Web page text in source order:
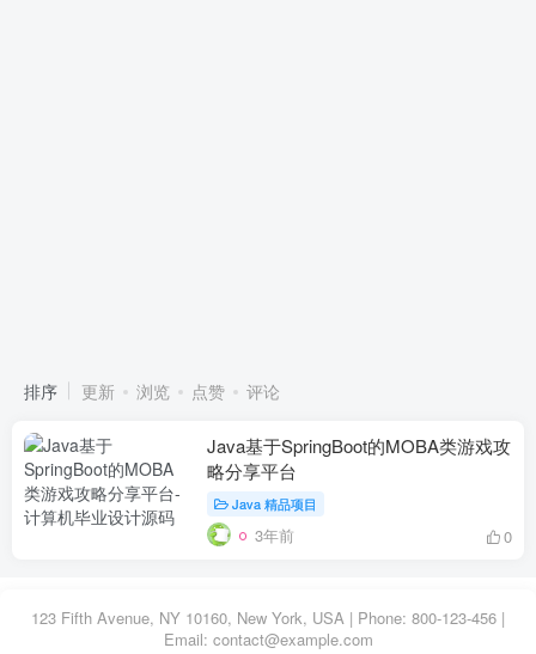
排序 更新 浏览 点赞 评论
Java基于SpringBoot的MOBA类游戏攻
略分享平台
Java 精品项目
3年前 0
123 Fifth Avenue, NY 10160, New York, USA | Phone: 800-123-456 |
Email: contact@example.com